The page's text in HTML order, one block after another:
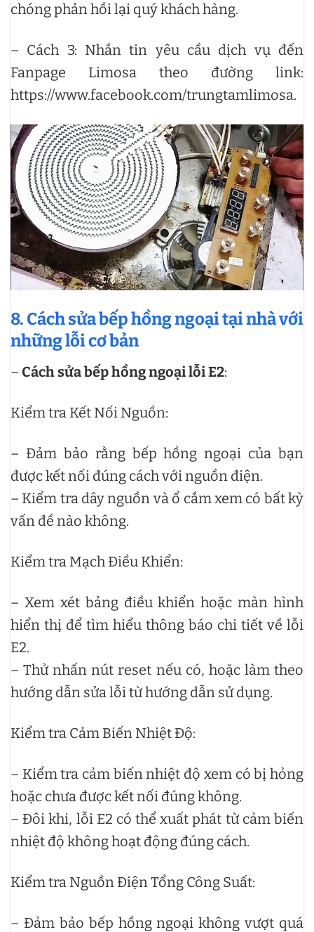
chóng phản hồi lại quý khách hàng.
– Cách 3: Nhắn tin yêu cầu dịch vụ đến
Fanpage Limosa theo đường link:
https://www.facebook.com/trungtamlimosa.
8. Cách sửa bếp hồng ngoại tại nhà với
những lỗi cơ bản
– Cách sửa bếp hồng ngoại lỗi E2:
Kiểm tra Kết Nối Nguồn:
– Đảm bảo rằng bếp hồng ngoại của bạn
được kết nối đúng cách với nguồn điện.
– Kiểm tra dây nguồn và ổ cắm xem có bất kỳ
vấn đề nào không.
Kiểm tra Mạch Điều Khiển:
– Xem xét bảng điều khiển hoặc màn hình
hiển thị để tìm hiểu thông báo chi tiết về lỗi
E2.
– Thử nhấn nút reset nếu có, hoặc làm theo
hướng dẫn sửa lỗi từ hướng dẫn sử dụng.
Kiểm tra Cảm Biến Nhiệt Độ:
– Kiểm tra cảm biến nhiệt độ xem có bị hỏng
hoặc chưa được kết nối đúng không.
– Đôi khi, lỗi E2 có thể xuất phát từ cảm biến
nhiệt độ không hoạt động đúng cách.
Kiểm tra Nguồn Điện Tổng Công Suất:
– Đảm bảo bếp hồng ngoại không vượt quá